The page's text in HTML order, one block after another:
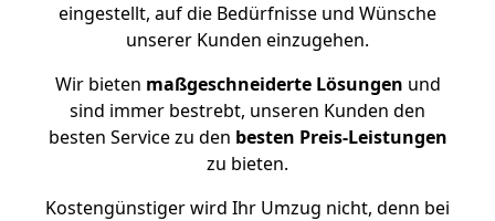
eingestellt, auf die Bedürfnisse und Wünsche
unserer Kunden einzugehen.
Wir bieten maßgeschneiderte Lösungen und
sind immer bestrebt, unseren Kunden den
besten Service zu den besten Preis-Leistungen
zu bieten.
Kostengünstiger wird Ihr Umzug nicht, denn bei